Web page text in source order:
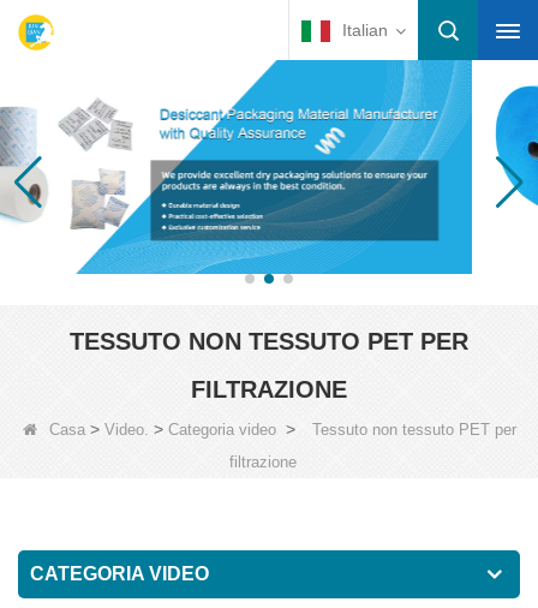
Italian
TESSUTO NON TESSUTO PET PER
FILTRAZIONE
Casa> Video. > Categoria video>
Tessuto non tessuto PET per
filtrazione
CATEGORIA VIDEO